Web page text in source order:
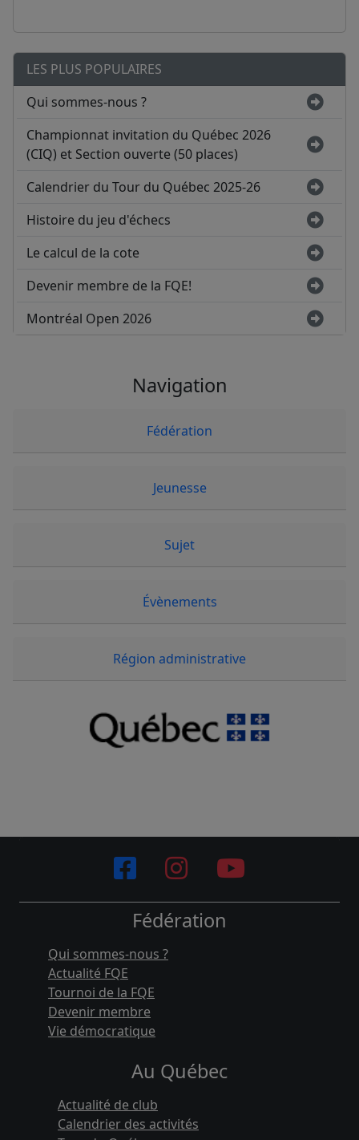
LES PLUS POPULAIRES
Qui sommes-nous ?
Championnat invitation du Québec 2026
(CIQ) et Section ouverte (50 places)
Calendrier du Tour du Québec 2025-26
Histoire du jeu d'échecs
Le calcul de la cote
Devenir membre de la FQE!
Montréal Open 2026
Navigation
Fédération
Jeunesse
Sujet
Évènements
Région administrative
Fédération
Qui sommes-nous ?
Actualité FQE
Tournoi de la FQE
Devenir membre
Vie démocratique
Au Québec
Actualité de club
Calendrier des activités